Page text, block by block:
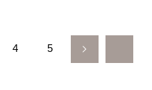
4 5